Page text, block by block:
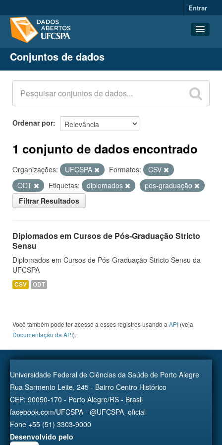
Entrar
Conjuntos de dados
Organizações
Grupos
Sobre
Conjuntos de dados
Ordenar por
1 conjunto de dados encontrado
Organizações: UFCSPA Formatos:
CSV
ODT
Etiquetas: diplomados
pós-graduação
Filtrar Resultados
Diplomados em Cursos de Pós-Graduação Stricto
Sensu
Diplomados em Cursos de Pós-Graduação Stricto Sensu da
UFCSPA
CSV ODT
Você também pode ter acesso a esses registros usando a API (veja
Documentação da API).
Universidade Federal de Ciências da Saúde de Porto Alegre
Rua Sarmento Leite, 245 - Bairro Centro Histórico
CEP: 90050-170 - Porto Alegre/RS - Brasil
facebook.com/UFCSPA - @UFCSPA_oficial
Fone +55 (51) 3303-9000
Desenvolvido pelo